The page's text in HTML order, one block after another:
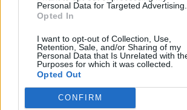
Personal Data for Targeted Advertising.
Opted In
I want to opt-out of Collection, Use,
Retention, Sale, and/or Sharing of my
Personal Data that Is Unrelated with
Purposes for which it was collected.
Opted Out
CONFIRM
10 år sedan
Tänkte att jag skulle ha ett tryffeltäcke
kladdkakan. Vad tror du om marabou
Apelsin, lakrits och choklad kan det bli